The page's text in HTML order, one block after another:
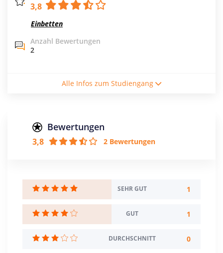
3,8
Einbetten
Anzahl Bewertungen
2
Abschluss
180
Regelstudienzeit
6 Semester
Sprache
Alle Infos zum Studiengang
Bewertungen
3,8 2 Bewertungen
SEHR GUT 1
GUT 1
DURCHSCHNITT 0